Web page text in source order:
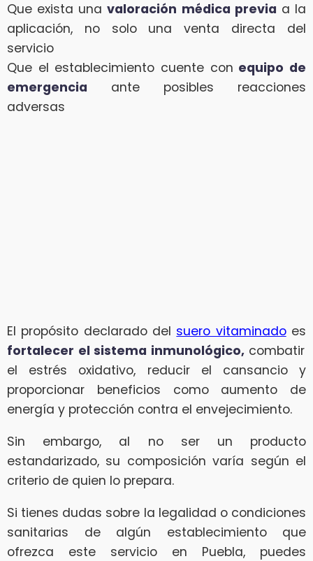
Que exista unavaloración médica previa a la
aplicación, no solo una venta directa del
servicio
Que el establecimiento cuente con equipo de
emergencia ante posibles reacciones
adversas
El propósito declarado del suero vitaminadoes
fortalecer el sistema inmunológico,combatir
el estrés oxidativo, reducir el cansancio y
proporcionar beneficios como aumento de
energía y protección contra el envejecimiento.
Sin embargo, al no ser un producto
estandarizado, su composición varía según el
criterio de quien lo prepara.
Si tienes dudas sobre la legalidad o condiciones
sanitarias de algún establecimiento que
ofrezca este servicio en Puebla, puedes